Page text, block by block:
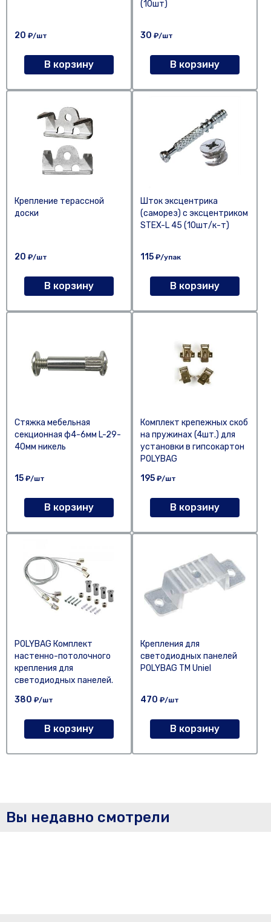
20 ₽/шт
В корзину
(10шт)
30 ₽/шт
В корзину
Крепление терассной
доски
20 ₽/шт
В корзину
Шток эксцентрика
(саморез) с эксцентриком
STEX-L 45 (10шт/к-т)
115 ₽/упак
В корзину
Стяжка мебельная
секционная ф4-6мм L-29-
40мм никель
15 ₽/шт
В корзину
Комплект крепежных скоб
на пружинах (4шт.) для
установки в гипсокартон
POLYBAG
195 ₽/шт
В корзину
POLYBAG Комплект
настенно-потолочного
крепления для
светодиодных панелей.
380 ₽/шт
В корзину
Крепления для
светодиодных панелей
POLYBAG TM Uniel
470 ₽/шт
В корзину
Вы недавно смотрели